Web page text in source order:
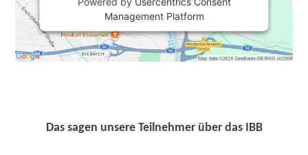
Management Platform
Das sagen unsere Teilnehmer über das IBB